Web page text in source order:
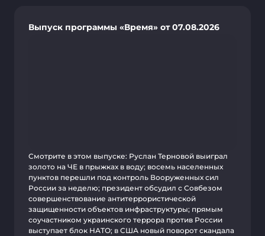
Выпуск программы «Время» от 07.08.2026
Смотрите в этом выпуске: Руслан Терновой выиграл
золото на ЧЕ в прыжках в воду; восемь населенных
пунктов перешли под контроль Вооруженных сил
России за неделю; президент обсудил с Совбезом
совершенствование антитеррористической
защищенности объектов инфраструктуры; прямым
соучастником украинского террора против России
выступает блок НАТО; в США новый поворот скандала